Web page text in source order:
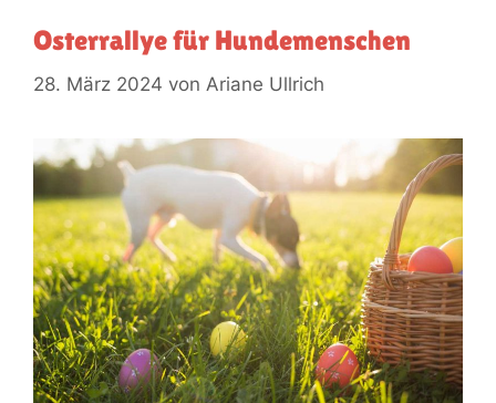
Osterrallye für Hundemenschen
28. März 2024 von Ariane Ullrich